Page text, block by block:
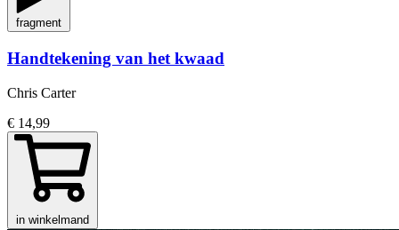
fragment
Handtekening van het kwaad
Chris Carter
€ 14,99
in winkelmand